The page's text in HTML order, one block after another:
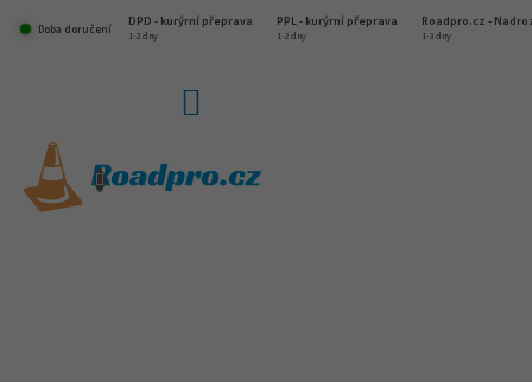
Doba doručení
DPD - kurýrní přeprava PPL - kurýrní přeprava Roadpro.cz -
1-2 dny 1-2 dny 1-3 dny